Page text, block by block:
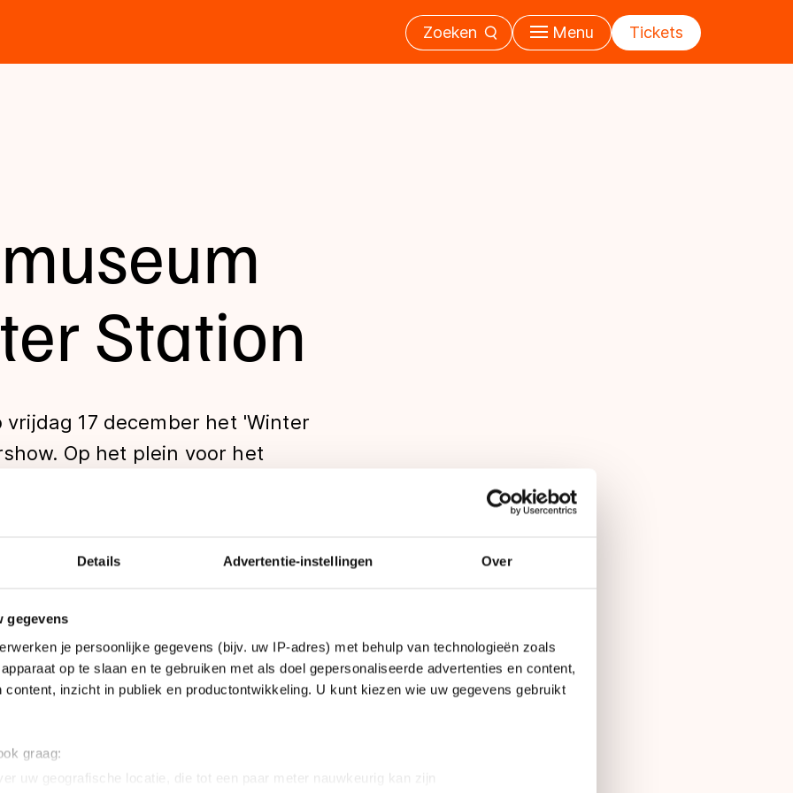
Details Advertentie-instellingen Over
gegevens
je persoonlijke gegevens (bijv. uw IP-adres) met behulp van technologieën zoals
op te slaan en te gebruiken met als doel gepersonaliseerde advertenties en content,
content, inzicht in publiek en productontwikkeling. U kunt kiezen wie uw gegevens gebruikt
graag:
uw geografische locatie, die tot een paar meter nauwkeurig kan zijn
Zoeken Menu Tickets
Station
17 december het 'Winter
Op het plein voor het
Pyromancer de voorstelling
rond een brandende
van 19 tot 21 uur voor iedereen gratis toegankelijk. Winter Station
2010 t/m 2 januari 2011.
het hele Spoorwegmuseum een metamorfose: kerstbomen,
zorgen voor een warme nostalgische wintersfeer.